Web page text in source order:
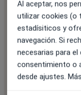
Noa
El
Al aceptar, nos
utilizar cookies (o
estadísiticos y
navegación. Si
necesarias para
consentimiento o
desde ajustes.